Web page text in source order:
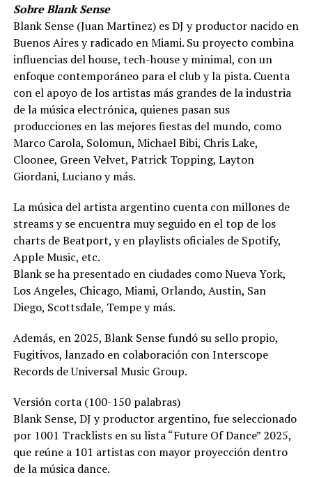
Sobre Blank Sense
Blank Sense (Juan Martinez) es DJ y productor nacido en
Buenos Aires y radicado en Miami. Su proyecto combina
influencias del house, tech-house y minimal, con un
enfoque contemporáneo para el club y la pista. Cuenta
con el apoyo de los artistas más grandes de la industria
de la música electrónica, quienes pasan sus
producciones en las mejores fiestas del mundo, como
Marco Carola, Solomun, Michael Bibi, Chris Lake,
Cloonee, Green Velvet, Patrick Topping, Layton
Giordani, Luciano y más.
La música del artista argentino cuenta con millones de
streams y se encuentra muy seguido en el top de los
charts de Beatport, y en playlists oficiales de Spotify,
Apple Music, etc.
Blank se ha presentado en ciudades como Nueva York,
Los Angeles, Chicago, Miami, Orlando, Austin, San
Diego, Scottsdale, Tempe y más.
Además, en 2025, Blank Sense fundó su sello propio,
Fugitivos, lanzado en colaboración con Interscope
Records de Universal Music Group.
Versión corta (100-150 palabras)
Blank Sense, DJ y productor argentino, fue seleccionado
por 1001 Tracklists en su lista “Future Of Dance” 2025,
que reúne a 101 artistas con mayor proyección dentro
de la música dance.